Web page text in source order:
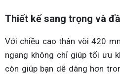
Thiết kế sang trọng và
Với chiều cao thân vòi 420
ngang không chỉ giúp tối ưu
còn giúp bạn dễ dàng hơn